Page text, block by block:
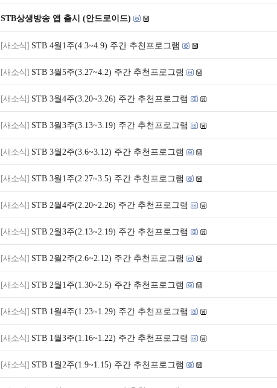
STB상생방송 앱 출시 (안드로이드)
[새소식] STB 4월1주(4.3~4.9) 주간 추천프로그램
[새소식] STB 3월5주(3.27~4.2) 주간 추천프로그램
[새소식] STB 3월4주(3.20~3.26) 주간 추천프로그램
[새소식] STB 3월3주(3.13~3.19) 주간 추천프로그램
[새소식] STB 3월2주(3.6~3.12) 주간 추천프로그램
[새소식] STB 3월1주(2.27~3.5) 주간 추천프로그램
[새소식] STB 2월4주(2.20~2.26) 주간 추천프로그램
[새소식] STB 2월3주(2.13~2.19) 주간 추천프로그램
[새소식] STB 2월2주(2.6~2.12) 주간 추천프로그램
[새소식] STB 2월1주(1.30~2.5) 주간 추천프로그램
[새소식] STB 1월4주(1.23~1.29) 주간 추천프로그램
[새소식] STB 1월3주(1.16~1.22) 주간 추천프로그램
[새소식] STB 1월2주(1.9~1.15) 주간 추천프로그램